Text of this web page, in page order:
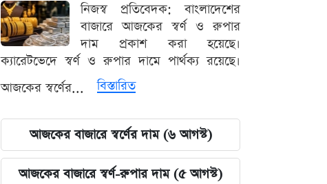
নিজস্ব প্রতিবেদক: বাংলাদেশের
বাজারে আজকের স্বর্ণ ও রুপার
দাম প্রকাশ করা হয়েছে।
ক্যারেটভেদে স্বর্ণ ও রুপার দামে পার্থক্য রয়েছে।
আজকের স্বর্ণের...
বিস্তারিত
আজকের বাজারে স্বর্ণের দাম (৬ আগস্ট)
আজকের বাজারে স্বর্ণ-রুপার দাম (৫ আগস্ট)